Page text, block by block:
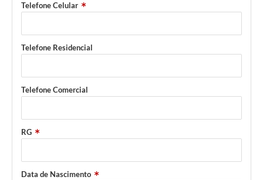
Telefone Celular
Telefone Residencial
Telefone Comercial
RG
Data de Nascimento